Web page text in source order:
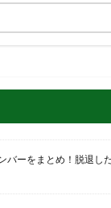
バーをまとめ！脱退し